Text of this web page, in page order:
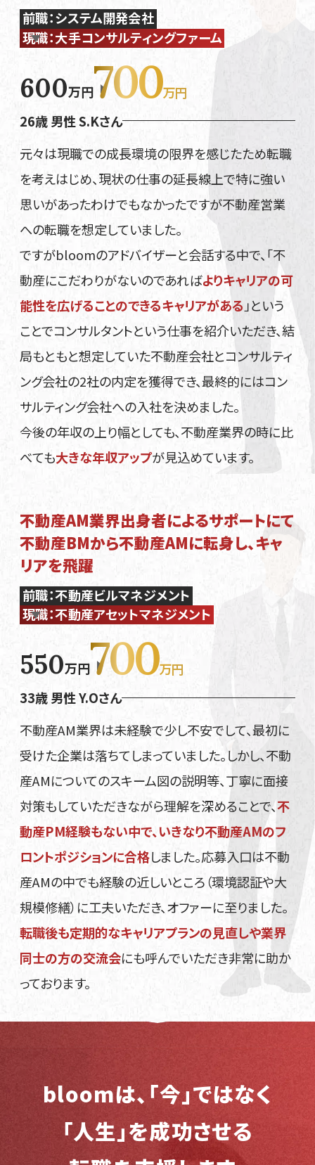
前職：システム開発会社
現職：大手コンサルティングファーム
600万円700万円
26歳 男性 S.Kさん
元々は現職での成長環境の限界を感じたため転職
を考えはじめ、現状の仕事の延長線上で特に強い
思いがあったわけでもなかったですが不動産営業
への転職を想定していました。
ですがbloomのアドバイザーと会話する中で、「不
動産にこだわりがないのであればよりキャリアの可
能性を広げることのできるキャリアがある 」という
ことでコンサルタントという仕事を紹介いただき、結
局もともと想定していた不動産会社とコンサルティ
ング会社の2社の内定を獲得でき、最終的にはコン
サルティング会社への入社を決めました。
今後の年収の上り幅としても、不動産業界の時に比
べても大きな年収アップが見込めています。
不動産AM業界出身者によるサポートにて
不動産BMから不動産AMに転身し、キャ
リアを飛躍
前職：不動産ビルマネジメント
現職：不動産アセットマネジメント
550万円700万円
33歳 男性 Y.Oさん
不動産AM業界は未経験で少し不安でして、最初に
受けた企業は落ちてしまっていました。しかし、不動
産AMについてのスキーム図の説明等、丁寧に面接
対策もしていただきながら理解を深めることで、不
動産PM経験もない中で、いきなり不動産AMのフ
ロントポジションに合格しました。応募入口は不動
産AMの中でも経験の近しいところ（環境認証や大
規模修繕）に工夫いただき、オファーに至りました。
転職後も定期的なキャリアプランの見直しや業界
同士の方の交流会にも呼んでいただき非常に助か
っております。
bloomは、「今」ではなく
「人生」を成功させる